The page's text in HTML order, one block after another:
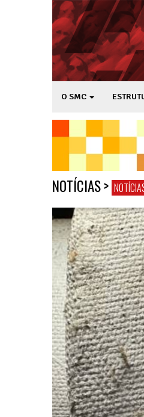
O SMC
NOTÍCIAS>